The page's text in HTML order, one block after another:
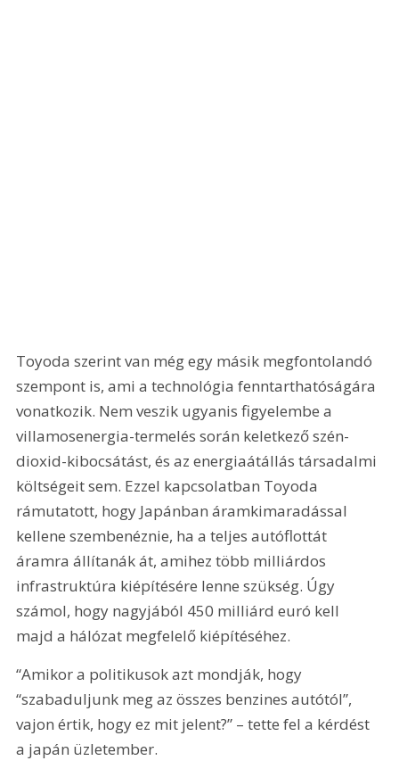
Toyoda szerint van még egy másik megfontolandó
szempont is, ami a technológia fenntarthatóságára
vonatkozik. Nem veszik ugyanis figyelembe a
villamosenergia-termelés során keletkező szén-
dioxid-kibocsátást, és az energiaátállás társadalmi
költségeit sem. Ezzel kapcsolatban Toyoda
rámutatott, hogy Japánban áramkimaradással
kellene szembenéznie, ha a teljes autóflottát
áramra állítanák át, amihez több milliárdos
infrastruktúra kiépítésére lenne szükség. Úgy
számol, hogy nagyjából 450 milliárd euró kell
majd a hálózat megfelelő kiépítéséhez.
“Amikor a politikusok azt mondják, hogy
“szabaduljunk meg az összes benzines autótól”,
vajon értik, hogy ez mit jelent?” – tette fel a kérdést
a japán üzletember.